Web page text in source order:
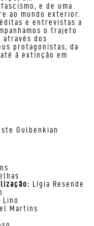
e de uma
ao mundo exterior.
e entrevistas a
o trajeto
através dos
protagonistas, da
à extinção em
Gulbenkian
Lígia Resende
Lino
Martins